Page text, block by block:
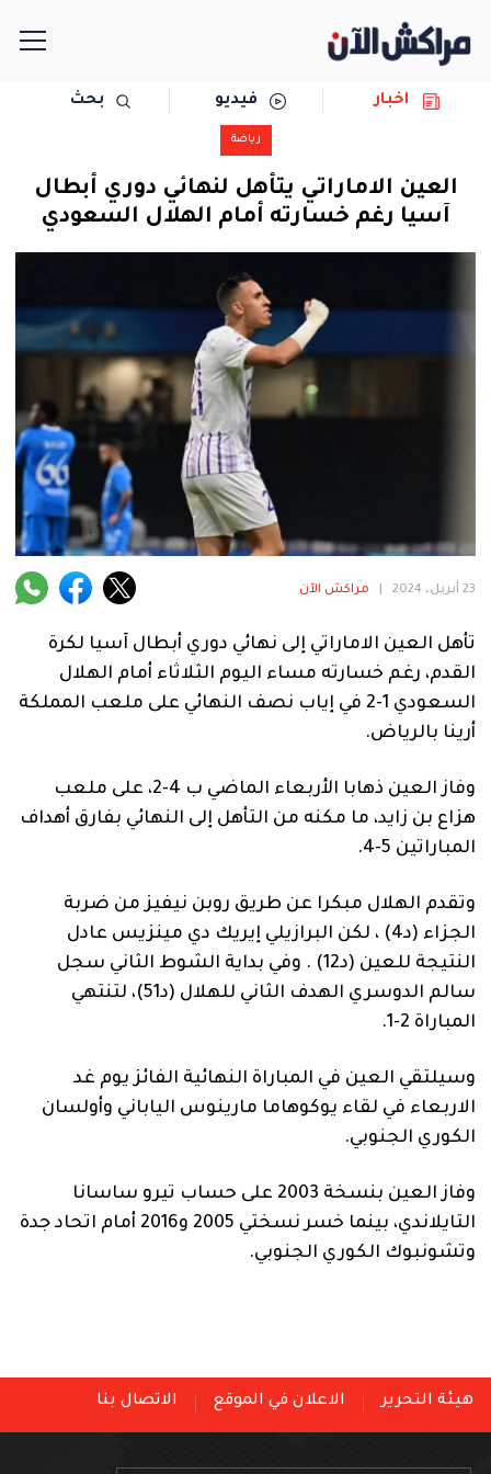
سياسة
منوعة
اخبار فيديو بحث
رياضة
العين الاماراتي يتأهل لنهائي دوري أبطال
آسيا رغم خسارته أمام الهلال السعودي
23 أبريل، 2024 مراكش الآن
تأهل العين الاماراتي إلى نهائي دوري أبطال آسيا لكرة
القدم، رغم خسارته مساء اليوم الثلاثاء أمام الهلال
السعودي 1-2 في إياب نصف النهائي على ملعب المملكة
أرينا بالرياض.
وفاز العين ذهابا الأربعاء الماضي ب 4-2، على ملعب
هزاع بن زايد، ما مكنه من التأهل إلى النهائي بفارق أهداف
المباراتين 5-4.
وتقدم الهلال مبكرا عن طريق روبن نيفيز من ضربة
الجزاء (د4) ، لكن البرازيلي إيريك دي مينزيس عادل
النتيجة للعين (د12) . وفي بداية الشوط الثاني سجل
سالم الدوسري الهدف الثاني للهلال (د51)، لتنتهي
المباراة 2-1.
وسيلتقي العين في المباراة النهائية الفائز يوم غد
الاربعاء في لقاء يوكوهاما مارينوس الياباني وأولسان
الكوري الجنوبي.
وفاز العين بنسخة 2003 على حساب تيرو ساسانا
التايلاندي، بينما خسر نسختي 2005 و2016 أمام اتحاد جدة
وتشونبوك الكوري الجنوبي.
هيئة التحرير الاعلان في الموقع الاتصال بنا